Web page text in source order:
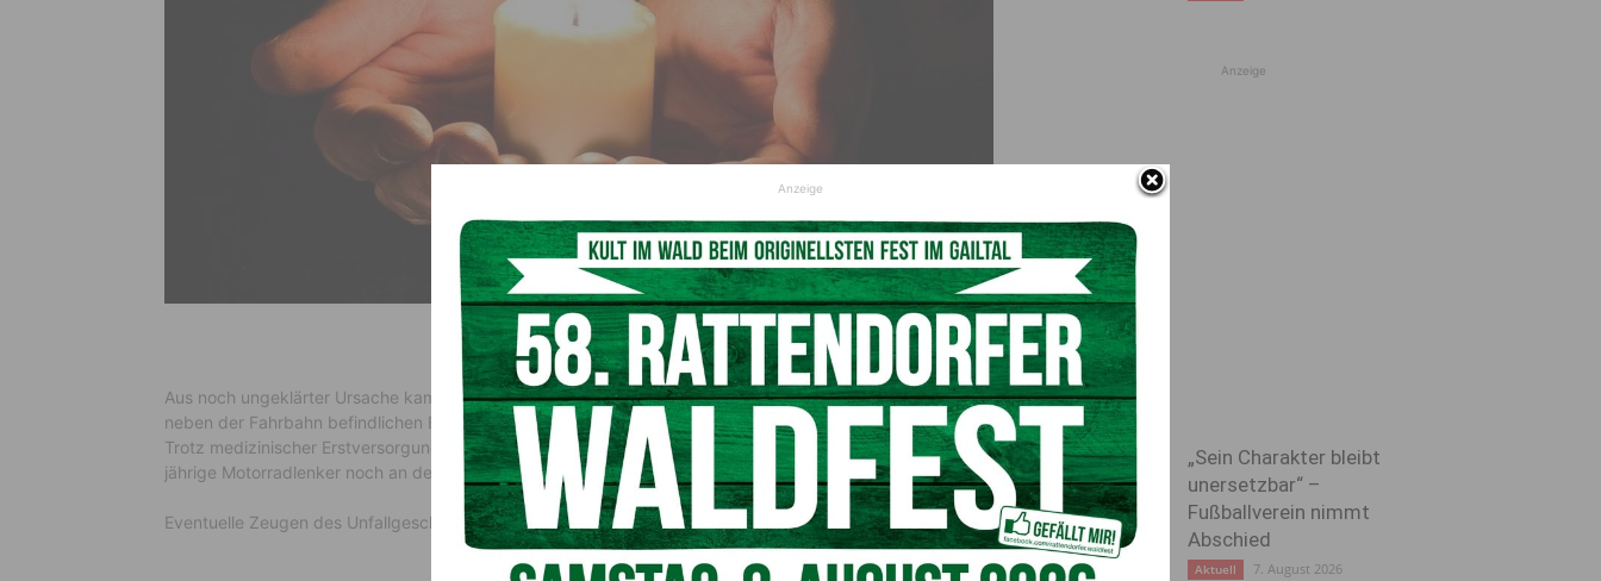
© Symbolfoto Pixabay
Aus noch ungeklärter Ursache kam der Motorradlenker von der Fahrbahn ab und prallte gegen einen
neben der Fahrbahn befindlichen Baum.
Trotz medizinischer Erstversorgung durch das Team des Notarzthubschraubers „C7“ verstarb der 82-
jährige Motorradlenker noch an der Unfallstelle.
Eventuelle Zeugen des Unfallgeschehens werden gebeten sich bei der PI Oberdrauburg zu melden.
Anzeige
„Sein Charakter bleibt
unersetzbar“ –
Fußballverein nimmt
Abschied
Aktuell 7. August 2026
Anzeige